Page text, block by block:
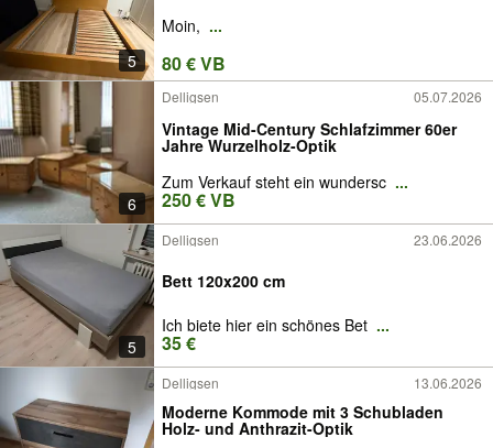
5
Moin, ...
80 € VB
6
Delligsen 05.07.2026
Vintage Mid-Century Schlafzimmer 60er
Jahre Wurzelholz-Optik
Zum Verkauf steht ein wundersc ...
250 € VB
5
Delligsen 23.06.2026
Bett 120x200 cm
Ich biete hier ein schönes Bet ...
35 €
Delligsen 13.06.2026
Moderne Kommode mit 3 Schubladen
Holz- und Anthrazit-Optik